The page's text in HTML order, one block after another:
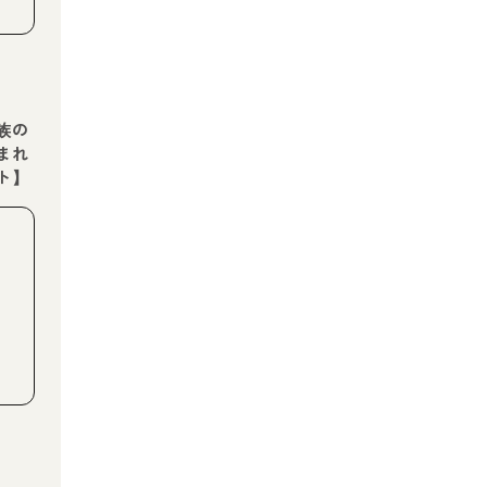
の
れ